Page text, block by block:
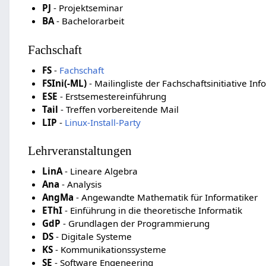
PJ - Projektseminar
BA- Bachelorarbeit
Fachschaft
FS- Fachschaft
FSIni(-ML)- Mailingliste der Fachschaftsinitiative
ESE - Erstsemestereinführung
Tail - Treffen vorbereitende Mail
LIP - Linux-Install-Party
Lehrveranstaltungen
LinA- Lineare Algebra
Ana - Analysis
AngMa - Angewandte Mathematik für Informatiker
EThI- Einführung in die theoretische Informatik
GdP - Grundlagen der Programmierung
DS- Digitale Systeme
KS- Kommunikationssysteme
SE - Software Engeneering